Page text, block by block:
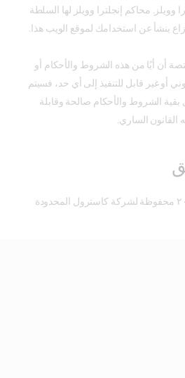
وويلز. محاكم إنجلترا وويلز لها السلطة
ينشأ عن استخدامك لموقع الويب هذا.
أن أيًا من هذه الشروط والأحكام أو
أو غير قابل للتنفيذ إلى أي حد، فسيتم
بقية الشروط والأحكام صالحة وقابلة
القانون الساري.